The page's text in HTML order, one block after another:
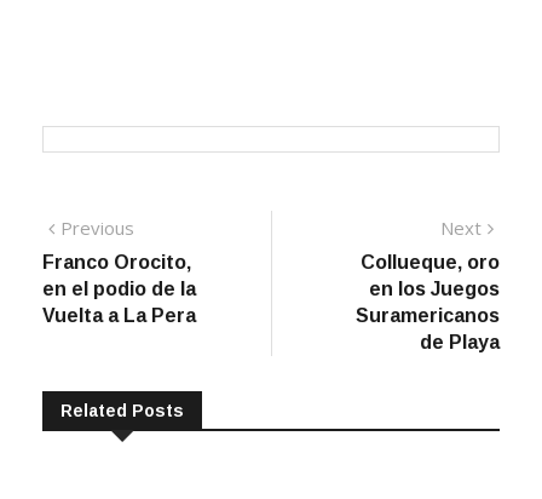
de
entradas
Franco Orocito,
en el podio de la
Vuelta a La Pera
Collueque, oro
en los Juegos
Suramericanos
de Playa